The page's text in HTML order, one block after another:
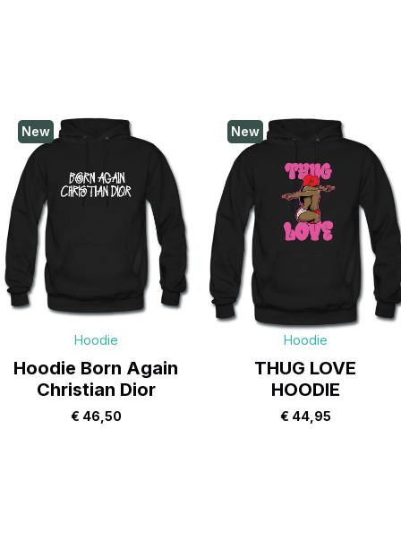
New
Hoodie
Hoodie Born Again
Christian Dior
€ 46,50
New
Hoodie
THUG LOVE
HOODIE
€ 44,95